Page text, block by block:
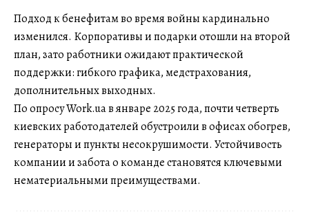
Подход к бенефитам во время войны кардинально
изменился. Корпоративы и подарки отошли на второй
план, зато работники ожидают практической
поддержки: гибкого графика, медстрахования,
дополнительных выходных.
По опросу Work.ua в январе 2025 года, почти четверть
киевских работодателей обустроили в офисах обогрев,
генераторы и пункты несокрушимости. Устойчивость
компании и забота о команде становятся ключевыми
нематериальными преимуществами.